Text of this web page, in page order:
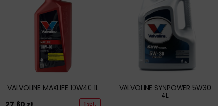
VALVOLINE MAXLIFE 10W40 1L
27,60 zł 1 szt.
VALVOLINE SYNPOWER 5W30
4L